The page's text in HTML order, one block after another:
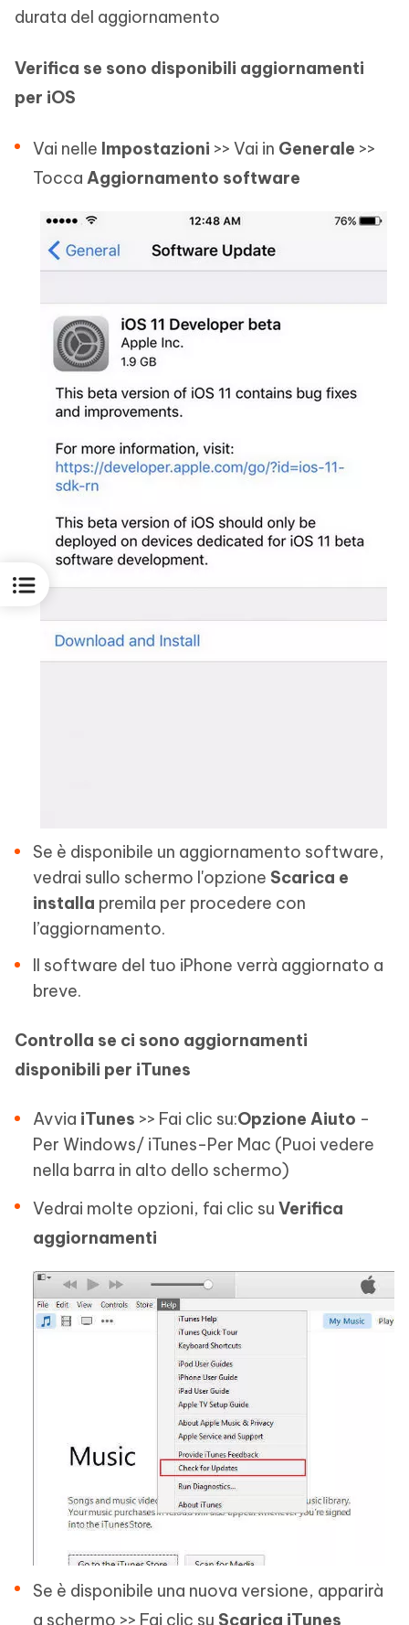
durata del aggiornamento
Verifica se sono disponibili aggiornamenti
per iOS
Vai nelle Impostazioni >> Vai in Generale >>
Tocca Aggiornamento software
Se è disponibile un aggiornamento software,
vedrai sullo schermo l'opzione Scarica e
installa premila per procedere con
l’aggiornamento.
Il software del tuo iPhone verrà aggiornato a
breve.
Controlla se ci sono aggiornamenti
disponibili per iTunes
Avvia iTunes >> Fai clic su:Opzione Aiuto -
Per Windows/ iTunes-Per Mac (Puoi vedere
nella barra in alto dello schermo)
Vedrai molte opzioni, fai clic su Verifica
aggiornamenti
Se è disponibile una nuova versione, apparirà
a schermo >> Fai clic su Scarica iTunes